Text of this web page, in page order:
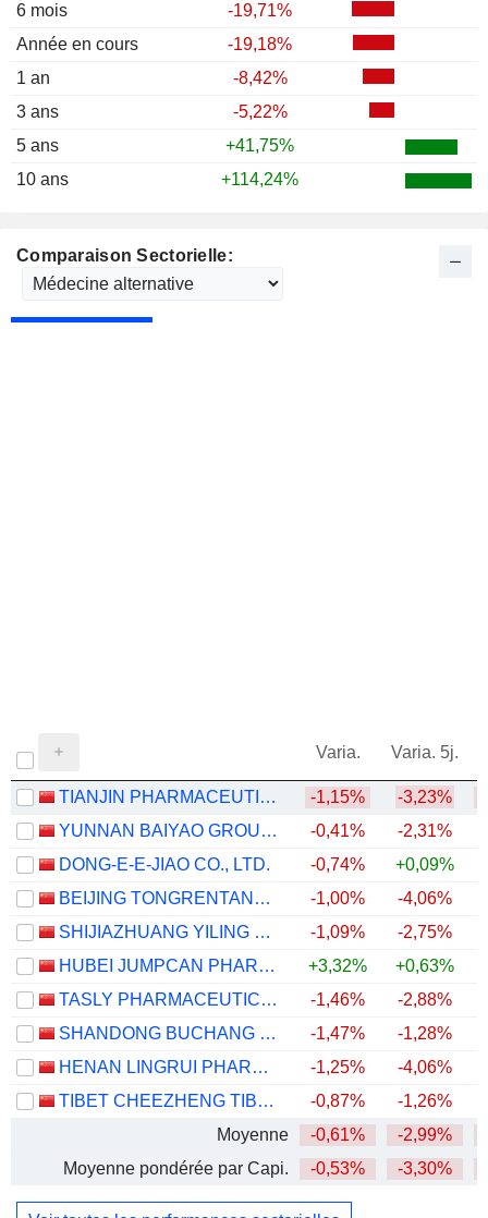
6 mois
-19,71%
Année en cours
-19,18%
1 an
-8,42%
3 ans
-5,22%
5 ans
+41,75%
10 ans
+114,24%
Comparaison Sectorielle:
Varia. Varia. 5j.
TIANJIN PHARMACEUTICAL DA REN TANG GROUP CORPORATION LIMITED -1,15% -3,23%
YUNNAN BAIYAO GROUP CO.,LTD
-0,41% -2,31%
DONG-E-E-JIAO CO., LTD.
-0,74% +0,09%
BEIJING TONGRENTANG CO., LTD
-1,00% -4,06%
SHIJIAZHUANG YILING PHARMACEUTICAL CO., LTD.
-1,09% -2,75%
HUBEI JUMPCAN PHARMACEUTICAL CO., LTD.
+3,32% +0,63%
TASLY PHARMACEUTICAL GROUP CO., LTD
-1,46% -2,88%
SHANDONG BUCHANG PHARMACEUTICALS CO., LTD.
-1,47% -1,28%
HENAN LINGRUI PHARMACEUTICAL CO., LTD.
-1,25% -4,06%
TIBET CHEEZHENG TIBETAN MEDICINE CO., LTD.
-0,87% -1,26%
Moyenne
-0,61% -2,99%
Moyenne pondérée par Capi.
-0,53% -3,30%